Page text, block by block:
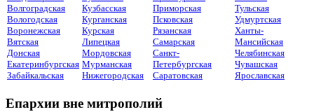
Волгоградская
Вологодская
Воронежская
Вятская
Донская
Екатеринбургская
Забайкальская
Кузбасская
Курганская
Курская
Липецкая
Мордовская
Мурманская
Нижегородская
Приморская
Псковская
Рязанская
Самарская
Санкт-
Петербургская
Саратовская
Тульская
Удмуртская
Ханты-
Мансийская
Челябинская
Чувашская
Ярославская
Епархии вне митрополий